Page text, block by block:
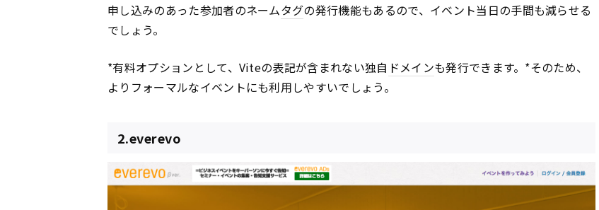
申し込みのあった参加者のネームタグの発行機能もあるので、イベント当日の手間も減らせる
でしょう。
*有料オプションとして、Viteの表記が含まれない独自 ドメインも発行できます。*そのため、
よりフォーマルなイベントにも利用しやすいでしょう。
2.everevo